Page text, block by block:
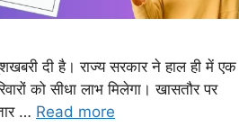
दी है। राज्य सरकार ने हाल ही में एक
को सीधा लाभ मिलेगा। खासतौर पर
… Read more